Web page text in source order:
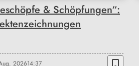
& Schöpfungen“:
202614:37 bookmark_border